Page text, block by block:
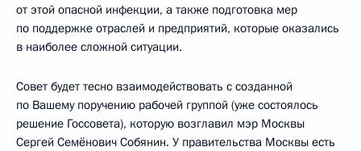
от этой опасной инфекции, а также подготовка мер
по поддержке отраслей и предприятий, которые оказались
в наиболее сложной ситуации.
Совет будет тесно взаимодействовать с созданной
по Вашему поручению рабочей группой (уже состоялось
решение Госсовета), которую возглавил мэр Москвы
Сергей Семёнович Собянин. У правительства Москвы есть